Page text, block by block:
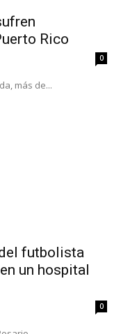
Rico
0
más de...
futbolista
un hospital
0